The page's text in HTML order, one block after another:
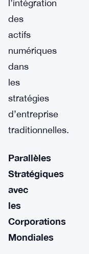
l’intégration
des
actifs
numériques
dans
les
stratégies
d’entreprise
traditionnelles.
Parallèles
Stratégiques
avec
les
Corporations
Mondiales